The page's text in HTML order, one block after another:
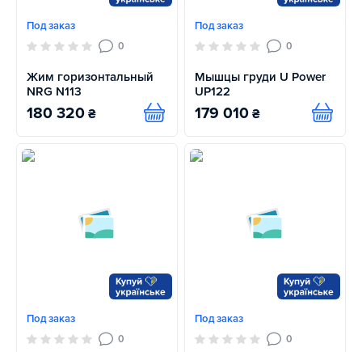
Под заказ
0
Жим горизонтальный
NRG N113
180 320 ₴ Купить
Под заказ
0
Мышцы груди U Power
UP122
179 010 ₴ Купить
Под заказ
0
Под заказ
0